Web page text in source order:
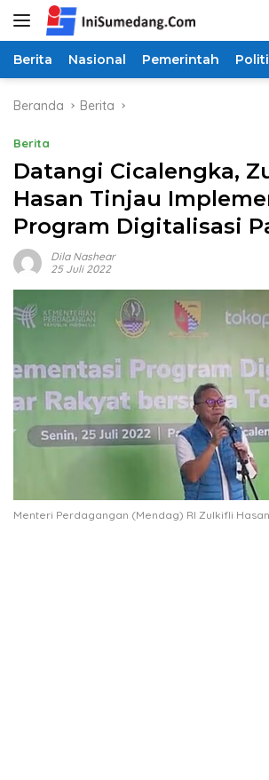
Langsung
Berita Nasional Pemerintah
Beranda Berita
Berita
Datangi Cicalengka,
Hasan Tinjau
Program Digitalisasi
Dila Nashear
25 Juli 2022
Menteri Perdagangan (Mendag) RI Zulkifli Hasan